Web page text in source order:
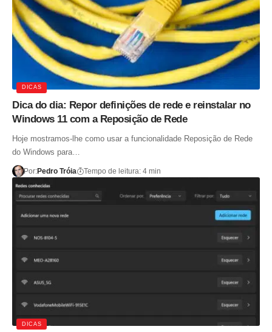
DICAS
Dica do dia: Repor definições de rede e reinstalar no
Windows 11 com a Reposição de Rede
Hoje mostramos-lhe como usar a funcionalidade Reposição de Rede
do Windows para…
Por:Pedro Tróia Tempo de leitura: 4 min
DICAS